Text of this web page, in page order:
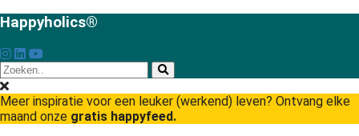
Happyholics®
Meer inspiratie voor een leuker (werkend) leven? Ontvang elke
maand onze gratis happyfeed.